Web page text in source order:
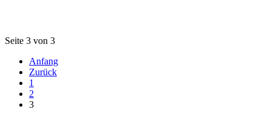
Seite 3 von 3
Anfang
Zurück
1
2
3